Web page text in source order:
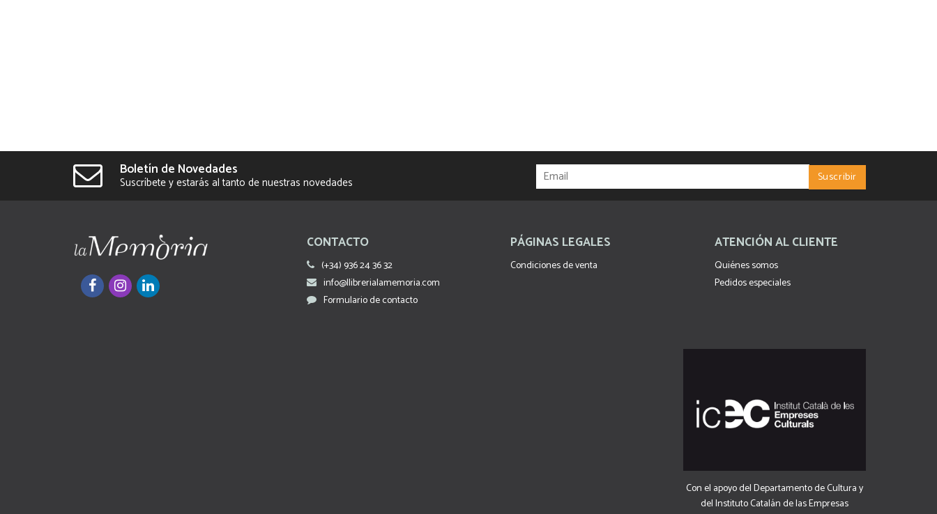
Boletín de Novedades
Suscríbete y estarás al tanto de nuestras novedades
CONTACTO
(+34) 936 24 36 32
info@llibrerialamemoria.com
Formulario de contacto
PÁGINAS LEGALES
Condiciones de venta
ATENCIÓN AL CLIENTE
Quiénes somos
Pedidos especiales
Con el apoyo del Departamento de Cultura y
del Instituto Catalán de las Empresas